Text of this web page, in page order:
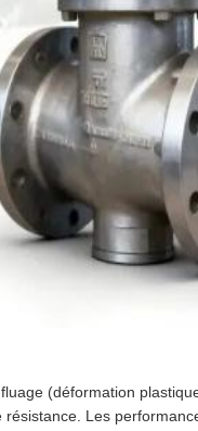
(déformation
Les